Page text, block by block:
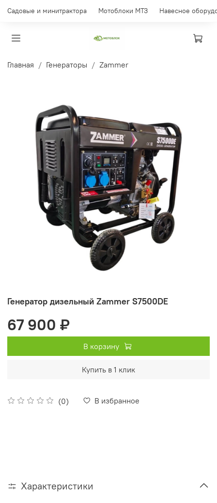
Садовые и минитрактора Мотоблоки МТЗ Навесное
Главная Генераторы Zammer
Генератор дизельный Zammer S7500DE
(0) В избранное
67 900 ₽
В корзину
Купить в 1 клик
Характеристики